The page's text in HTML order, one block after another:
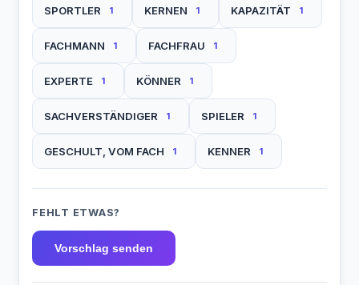
SPORTLER 1 KERNEN 1 KAPAZITÄT 1
FACHMANN 1 FACHFRAU 1
EXPERTE 1 KÖNNER 1
SACHVERSTÄNDIGER 1 SPIELER 1
GESCHULT, VOM FACH 1 KENNER 1
FEHLT ETWAS?
Vorschlag senden